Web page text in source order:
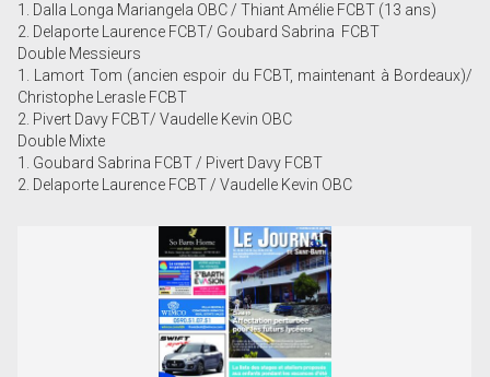
1. Dalla Longa Mariangela OBC / Thiant Amélie FCBT (13 ans)
2. Delaporte Laurence FCBT/ Goubard Sabrina FCBT
Double Messieurs
1. Lamort Tom (ancien espoir du FCBT, maintenant à Bordeaux)/
Christophe Lerasle FCBT
2. Pivert Davy FCBT/ Vaudelle Kevin OBC
Double Mixte
1. Goubard Sabrina FCBT / Pivert Davy FCBT
2. Delaporte Laurence FCBT / Vaudelle Kevin OBC